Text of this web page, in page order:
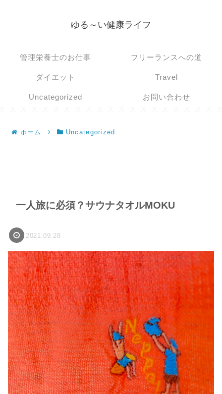
ゆる～い健康ライフ
管理栄養士のお仕事 フリーランスへの道
ダイエット Travel
Uncategorized お問い合わせ
ホーム Uncategorized
一人旅に必須？サウナタオルMOKU
2021.09.28